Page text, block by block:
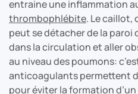
entraine une inflammation
thrombophlébite. Le caillot,
peut se détacher de la paroi
dans la circulation et aller
au niveau des poumons:
anticoagulants permettent
pour éviter la formation